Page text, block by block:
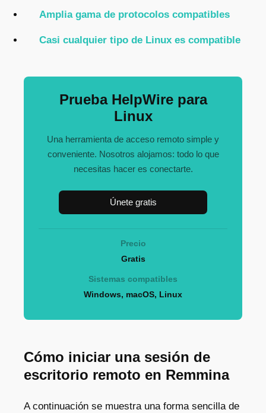
Amplia gama de protocolos compatibles
Casi cualquier tipo de Linux es compatible
Prueba HelpWire para
Linux
Una herramienta de acceso remoto simple y
conveniente. Nosotros alojamos: todo lo que
necesitas hacer es conectarte.
Únete gratis
Precio
Gratis
Sistemas compatibles
Windows, macOS, Linux
Cómo iniciar una sesión de
escritorio remoto en Remmina
A continuación se muestra una forma sencilla de